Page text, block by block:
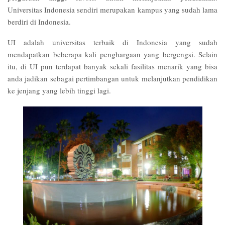
Universitas Indonesia sendiri merupakan kampus yang sudah lama
berdiri di Indonesia.
UI adalah universitas terbaik di Indonesiayang sudah
mendapatkan beberapa kali penghargaan yang bergengsi. Selain
itu, di UI pun terdapat banyak sekali fasilitas menarik yang bisa
anda jadikan sebagai pertimbangan untuk melanjutkan pendidikan
ke jenjang yang lebih tinggi lagi.